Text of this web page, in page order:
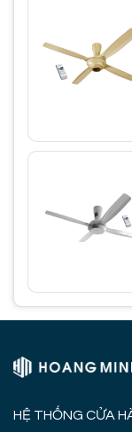
HỆ THỐNG CỬA